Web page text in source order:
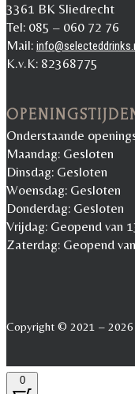
3361 BK Sliedrecht
Tel: 085 – 060 72 76
Mail:
K.v.K: 82368775
Onderstaande
Maandag: Gesloten
Dinsdag: Gesloten
Woensdag: Gesloten
Donderdag: Gesloten
Vrijdag: Geopend van
Zaterdag: Geopend
Copyright © 2021 – 2026
0